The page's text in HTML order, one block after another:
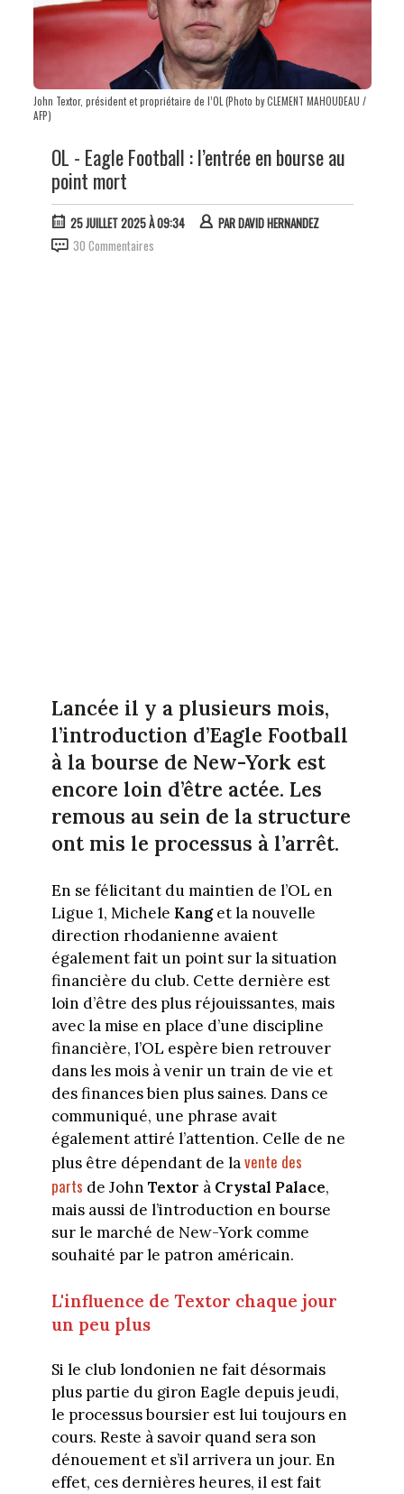
John Textor, président et propriétaire de l’OL (Photo by CLEMENT MAHOUDEAU /
AFP)
OL - Eagle Football : l’entrée en bourse au
point mort
25 JUILLET 2025 À 09:34 PARDAVID HERNANDEZ
30 Commentaires
Lancée il y a plusieurs mois,
l’introduction d’Eagle Football
à la bourse de New-York est
encore loin d’être actée. Les
remous au sein de la structure
ont mis le processus à l’arrêt.
En se félicitant du maintien de l’OL en
Ligue 1, Michele Kanget la nouvelle
direction rhodanienne avaient
également fait un point sur la situation
financière du club. Cette dernière est
loin d’être des plus réjouissantes, mais
avec la mise en place d’une discipline
financière, l’OL espère bien retrouver
dans les mois à venir un train de vie et
des finances bien plus saines. Dans ce
communiqué, une phrase avait
également attiré l’attention. Celle de ne
plus être dépendant de lavente des
parts de John Textor à Crystal Palace,
mais aussi de l’introduction en bourse
sur le marché de New-York comme
souhaité par le patron américain.
L'influence de Textor chaque jour
un peu plus
Si le club londonien ne fait désormais
plus partie du giron Eagle depuis jeudi,
le processus boursier est lui toujours en
cours. Reste à savoir quand sera son
dénouement et s’il arrivera un jour. En
effet, ces dernières heures, il est fait